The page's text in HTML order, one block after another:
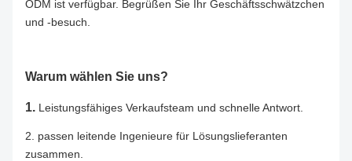
ODM ist verfügbar. Begrüßen Sie Ihr Geschäftsschwätzchen
und -besuch.
Warum wählen Sie uns?
1. Leistungsfähiges Verkaufsteam und schnelle Antwort.
2. passen leitende Ingenieure für Lösungslieferanten
zusammen.